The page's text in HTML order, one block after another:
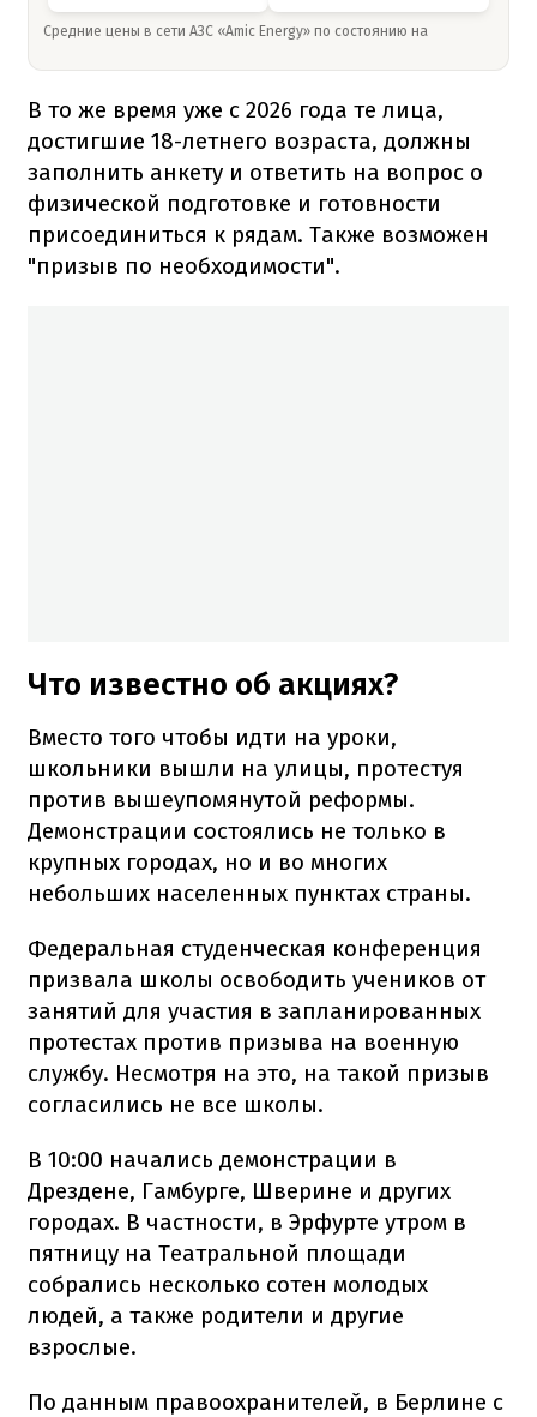
Средние цены в сети АЗС «Amic Energy» по состоянию на
В то же время уже с 2026 года те лица,
достигшие 18-летнего возраста, должны
заполнить анкету и ответить на вопрос о
физической подготовке и готовности
присоединиться к рядам. Также возможен
"призыв по необходимости".
Что известно об акциях?
Вместо того чтобы идти на уроки,
школьники вышли на улицы, протестуя
против вышеупомянутой реформы.
Демонстрации состоялись не только в
крупных городах, но и во многих
небольших населенных пунктах страны.
Федеральная студенческая конференция
призвала школы освободить учеников от
занятий для участия в запланированных
протестах против призыва на военную
службу. Несмотря на это, на такой призыв
согласились не все школы.
В 10:00 начались демонстрации в
Дрездене, Гамбурге, Шверине и других
городах. В частности, в Эрфурте утром в
пятницу на Театральной площади
собрались несколько сотен молодых
людей, а также родители и другие
взрослые.
По данным правоохранителей, в Берлине с